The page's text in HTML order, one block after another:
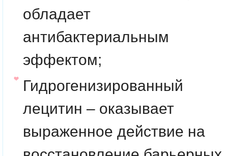
обладает
антибактериальным
эффектом;
Гидрогенизированный
лецитин – оказывает
выраженное действие на